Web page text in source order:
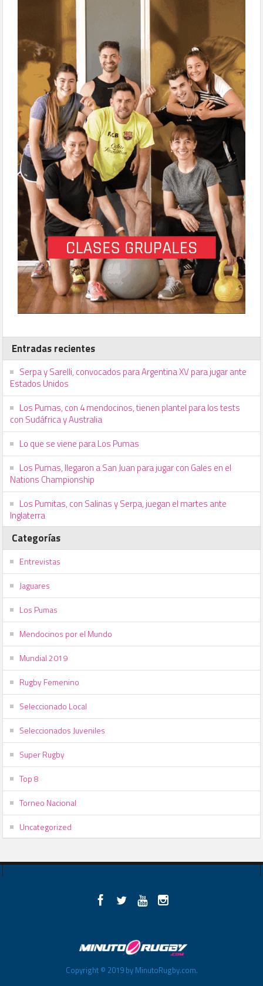
Entradas recientes
Serpa y Sarelli, convocados para Argentina XV para jugar ante
Estados Unidos
Los Pumas, con 4 mendocinos, tienen plantel para los tests
con Sudáfrica y Australia
Lo que se viene para Los Pumas
Los Pumas, llegaron a San Juan para jugar con Gales en el
Nations Championship
Los Pumitas, con Salinas y Serpa, juegan el martes ante
Inglaterra
Categorías
Entrevistas
Jaguares
Los Pumas
Mendocinos por el Mundo
Mundial 2019
Rugby Femenino
Seleccionado Local
Seleccionados Juveniles
Super Rugby
Top 8
Torneo Nacional
Uncategorized
Copyright © 2019 by MinutoRugby.com.